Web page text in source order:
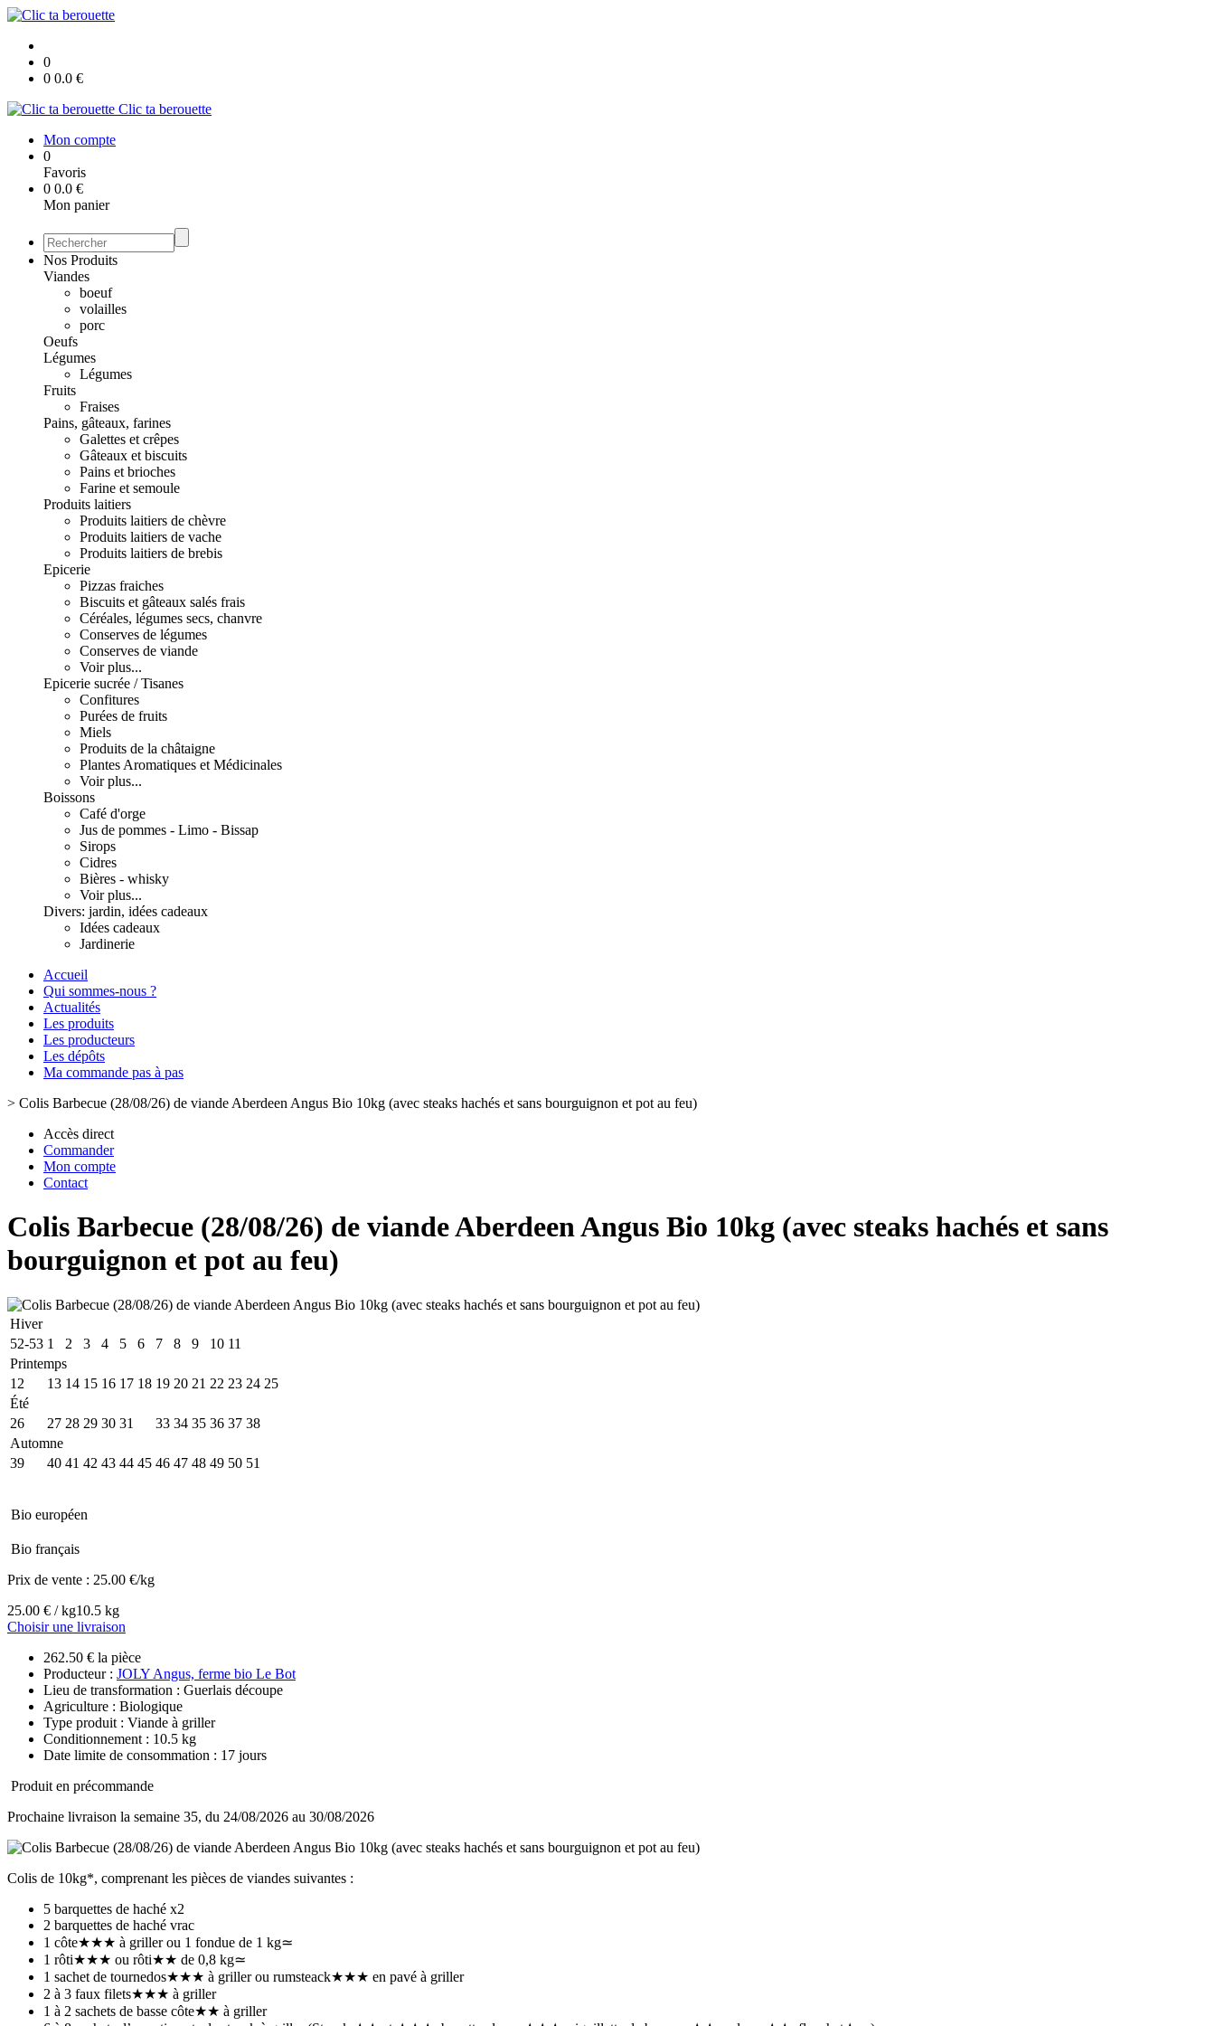
0
0 0.0 €
Clic ta berouette
Mon compte
0
Favoris
0 0.0 €
Mon panier
Nos Produits
Viandes
boeuf
volailles
porc
Oeufs
Légumes
Légumes
Fruits
Fraises
Pains, gâteaux, farines
Galettes et crêpes
Gâteaux et biscuits
Pains et brioches
Farine et semoule
Produits laitiers
Produits laitiers de chèvre
Produits laitiers de vache
Produits laitiers de brebis
Epicerie
Pizzas fraiches
Biscuits et gâteaux salés frais
Céréales, légumes secs, chanvre
Conserves de légumes
Conserves de viande
Voir plus...
Epicerie sucrée / Tisanes
Confitures
Purées de fruits
Miels
Produits de la châtaigne
Plantes Aromatiques et Médicinales
Voir plus...
Boissons
Café d'orge
Jus de pommes - Limo - Bissap
Sirops
Cidres
Bières - whisky
Voir plus...
Divers: jardin, idées cadeaux
Idées cadeaux
Jardinerie
Accueil
Qui sommes-nous ?
Actualités
Les produits
Les producteurs
Les dépôts
Ma commande pas à pas
> Colis Barbecue (28/08/26) de viande Aberdeen Angus Bio 10kg (avec steaks hachés et sans bourguignon et pot au feu)
Accès direct
Commander
Mon compte
Contact
Colis Barbecue (28/08/26) de viande Aberdeen Angus Bio 10kg (avec steaks hachés et sans
bourguignon et pot au feu)
Hiver
52-53 1 2 3 4 5 6 7 8 9 10 11
Printemps
12
13 14 15 16 17 18 19 20 21 22 23 24 25
Été
26
27 28 29 30 31 33 34 35 36 37 38
Automne
39
40 41 42 43 44 45 46 47 48 49 50 51
Bio européen
Bio français
Prix de vente : 25.00 €/kg
25.00 € / kg10.5 kg
Choisir une livraison
262.50 € la pièce
Producteur : JOLY Angus, ferme bio Le Bot
Lieu de transformation : Guerlais découpe
Agriculture : Biologique
Type produit : Viande à griller
Conditionnement : 10.5 kg
Date limite de consommation : 17 jours
Produit en précommande
Prochaine livraison la semaine 35, du 24/08/2026 au 30/08/2026
Colis de 10kg*, comprenant les pièces de viandes suivantes :
5 barquettes de haché x2
2 barquettes de haché vrac
1 côte★★★ à griller ou 1 fondue de 1 kg≃
1 rôti★★★ ou rôti★★ de 0,8 kg≃
1 sachet de tournedos★★★ à griller ou rumsteack★★★ en pavé à griller
2 à 3 faux filets★★★ à griller
1 à 2 sachets de basse côte★★ à griller